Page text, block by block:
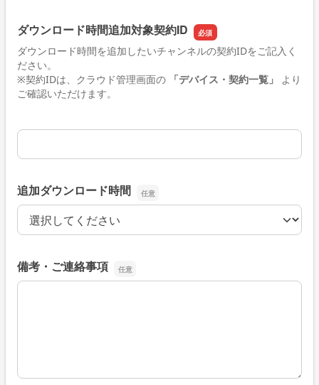
ダウンロード時間追加対象契約ID
ダウンロード時間を追加したいチャンネルの契約IDをご記入く
ださい。
※契約IDは、クラウド管理画面の
「デバイス・契約一覧」
より
ご確認いただけます。
ダウンロード時間追加対象契約ID
追加ダウンロード時間
追加ダウンロード時間
備考・ご連絡事項
備考・ご連絡事項